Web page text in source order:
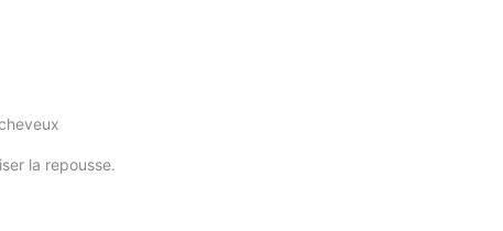
la repousse.